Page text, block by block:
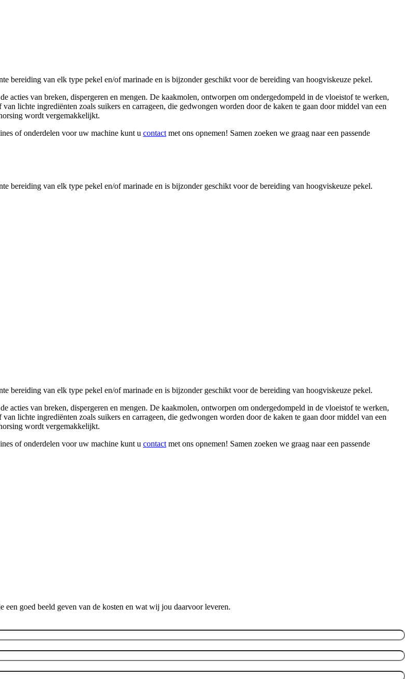
van elk type pekel en/of marinade en is bijzonder geschikt voor de bereiding van hoogviskeuze pekel.
acties van breken, dispergeren en mengen. De kaakmolen, ontworpen om ondergedompeld in de vloeistof te werken,
lichte ingrediënten zoals suikers en carrageen, die gedwongen worden door de kaken te gaan door middel van een
wordt vergemakkelijkt.
of onderdelen voor uw machine kunt u contact met ons opnemen! Samen zoeken we graag naar een passende
van elk type pekel en/of marinade en is bijzonder geschikt voor de bereiding van hoogviskeuze pekel.
van elk type pekel en/of marinade en is bijzonder geschikt voor de bereiding van hoogviskeuze pekel.
acties van breken, dispergeren en mengen. De kaakmolen, ontworpen om ondergedompeld in de vloeistof te werken,
lichte ingrediënten zoals suikers en carrageen, die gedwongen worden door de kaken te gaan door middel van een
wordt vergemakkelijkt.
of onderdelen voor uw machine kunt u contact met ons opnemen! Samen zoeken we graag naar een passende
goed beeld geven van de kosten en wat wij jou daarvoor leveren.